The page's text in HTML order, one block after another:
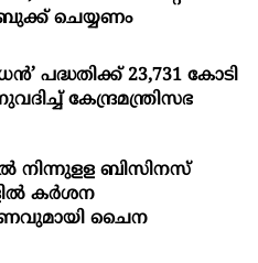
ചെയ്യണം
പദ്ധതിക്ക് 23,731 കോടി
കേന്ദ്രമന്ത്രിസഭ
നിന്നുളള ബിസിനസ്
കർശന
ചൈന